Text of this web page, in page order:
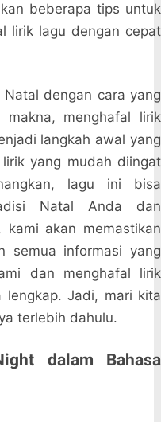
beberapa tips untuk
lirik lagu dengan cepat
dengan cara yang
menghafal lirik
langkah awal yang
yang mudah diingat
lagu ini bisa
Natal Anda dan
kami akan memastikan
semua informasi yang
dan menghafal lirik
lengkap. Jadi, mari kita
terlebih dahulu.
dalam Bahasa